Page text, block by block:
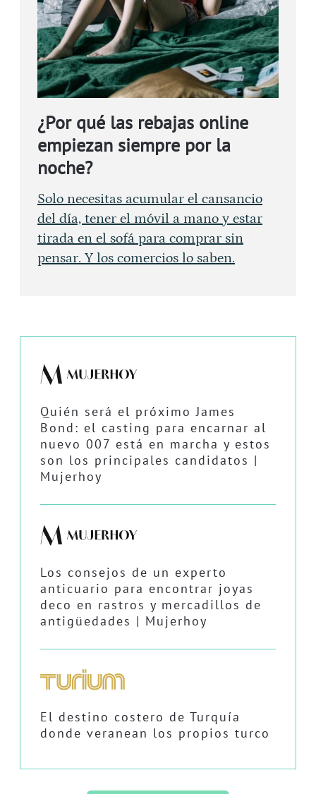
¿Por qué las rebajas online
empiezan siempre por la
noche?
Solo necesitas acumular el cansancio
del día, tener el móvil a mano y estar
tirada en el sofá para comprar sin
pensar. Y los comercios lo saben.
Quién será el próximo James
Bond: el casting para encarnar al
nuevo 007 está en marcha y estos
son los principales candidatos |
Mujerhoy
Los consejos de un experto
anticuario para encontrar joyas
deco en rastros y mercadillos de
antigüedades | Mujerhoy
El destino costero de Turquía
donde veranean los propios turco